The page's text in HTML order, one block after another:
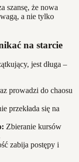
szansę, że nowa
a nie tylko
na starcie
jest długa –
prowadzi do chaosu
przekłada się na
Zbieranie kursów
zabija postępy i